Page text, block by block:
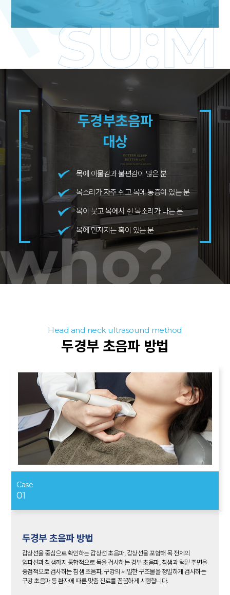
SU:M
who?
두경부초음파
대상
목에 이물감과 불편감이 많은 분
목소리가 자주 쉬고 목에 통증이 있는 분
목이 붓고 목에서 쉰 목소리가 나는 분
목에 만져지는 혹이 있는 분
Head and neck ultrasound method
두경부 초음파 방법
Case
01
두경부 초음파 방법
갑상선을 중심으로 확인하는 갑상선 초음파, 갑상선을 포함해 목 전체의
임파선과 침샘까지 통합적으로 목을 검사하는 경부 초음파, 침샘과 턱밑 주변을
중점적으로 검사하는 침샘 초음파, 구강의 세밀한 구조물을 정밀하게 검사하는
구강 초음파 등 환자에 따른 맞춤 진료를 꼼꼼하게 시행합니다.